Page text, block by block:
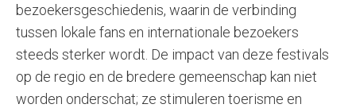
bezoekersgeschiedenis, waarin de verbinding
tussen lokale fans en internationale bezoekers
steeds sterker wordt. De impact van deze festivals
op de regio en de bredere gemeenschap kan niet
worden onderschat; ze stimuleren toerisme en